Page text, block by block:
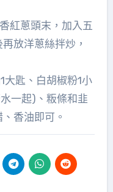
紅蔥頭末，加入五
放洋蔥絲拌炒，
大匙、白胡椒粉1小
一起)、粄條和韭
香油即可。